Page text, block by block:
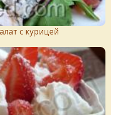
с курицей